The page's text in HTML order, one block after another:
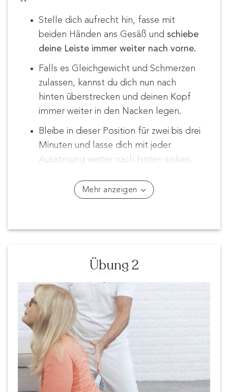
Stelle dich aufrecht hin, fasse mit
beiden Händen ans Gesäß und schiebe
deine Leiste immer weiter nach vorne.
Falls es Gleichgewicht und Schmerzen
zulassen, kannst du dich nun nach
hinten überstrecken und deinen Kopf
immer weiter in den Nacken legen.
Bleibe in dieser Position für zwei bis drei
Minuten und lasse dich mit jeder
Ausatmung weiter nach hinten sinken.
Mehr anzeigen
Übung 2